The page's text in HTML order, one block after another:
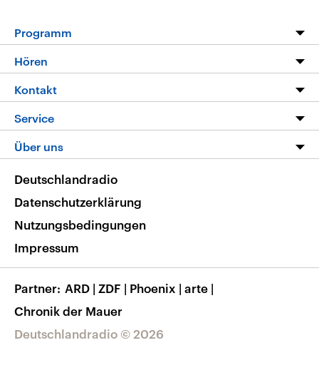
Programm
Programm
Die Nachrichten
Nachrichtenleicht
Neue Beiträge auf dlf.de
Hören
Livestream
Podcasts
Deutschlandfunk App
Nachrichten App
Frequenzen
Kontakt
Hörerservice
Service
FAQ
Veranstaltungen
Musikliste
RSS
Über uns
Barrierefreiheit
Deutschlandradio © 2026
Deutschlandradio
Datenschutzerklärung
Nutzungsbedingungen
Impressum
Partner ARD | ZDF | Phoenix | arte |
Chronik der Mauer